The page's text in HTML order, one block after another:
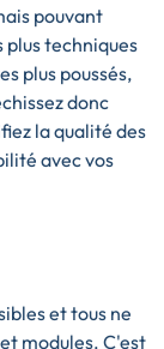
pouvant
techniques
plus poussés,
donc
la qualité des
avec vos
et tous ne
modules. C'est